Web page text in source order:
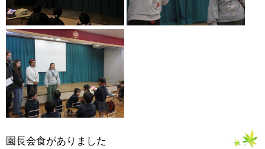
園長会食がありました